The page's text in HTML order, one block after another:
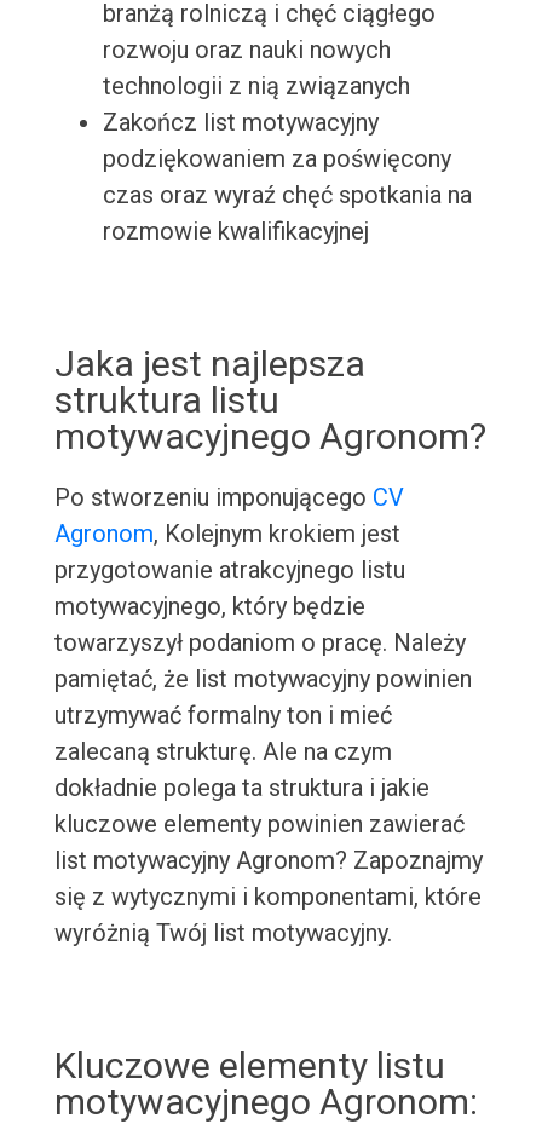
branżą rolniczą i chęć ciągłego
rozwoju oraz nauki nowych
technologii z nią związanych
Zakończ list motywacyjny
podziękowaniem za poświęcony
czas oraz wyraź chęć spotkania na
rozmowie kwalifikacyjnej
Jaka jest najlepsza
struktura listu
motywacyjnego Agronom?
Po stworzeniu imponującego CV
Agronom, Kolejnym krokiem jest
przygotowanie atrakcyjnego listu
motywacyjnego, który będzie
towarzyszył podaniom o pracę. Należy
pamiętać, że list motywacyjny powinien
utrzymywać formalny ton i mieć
zalecaną strukturę. Ale na czym
dokładnie polega ta struktura i jakie
kluczowe elementy powinien zawierać
list motywacyjny Agronom? Zapoznajmy
się z wytycznymi i komponentami, które
wyróżnią Twój list motywacyjny.
Kluczowe elementy listu
motywacyjnego Agronom: